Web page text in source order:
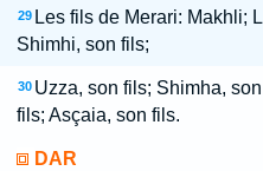
29 Les fils de Merari: Makhli;
Shimhi, son fils;
30 Uzza, son fils; Shimha,
fils; Asçaia, son fils.
DAR